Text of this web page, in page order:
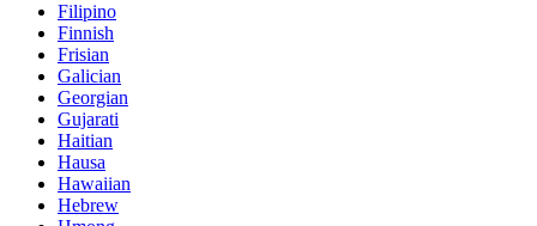
Filipino
Finnish
Frisian
Galician
Georgian
Gujarati
Haitian
Hausa
Hawaiian
Hebrew